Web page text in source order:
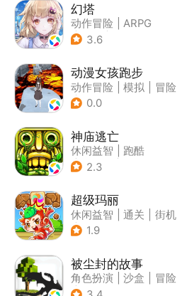
幻塔
动作冒险
ARPG
| 奇幻
3.6
动漫女孩跑步
动作冒险 模拟
冒险
| 二次元
0.0
神庙逃亡
休闲益智
跑酷
| 欧美风
2.3
超级玛丽
休闲益智 通关
街机
| 儿童游戏
1.9
被尘封的故事
角色扮演 沙盒
冒险
| 开放世界